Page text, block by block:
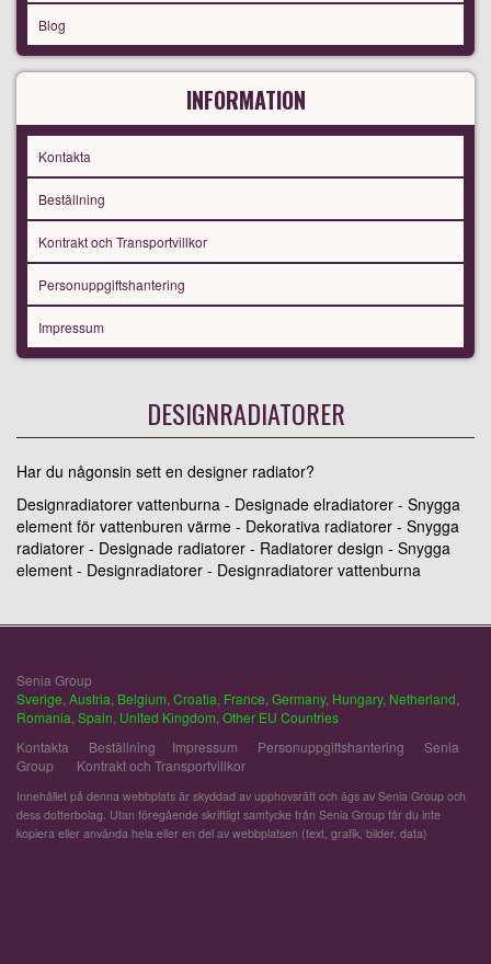
Blog
INFORMATION
Kontakta
Beställning
Kontrakt och Transportvillkor
Personuppgiftshantering
Impressum
DESIGNRADIATORER
Har du någonsin sett en designer radiator?
Designradiatorer vattenburna - Designade elradiatorer - Snygga
element för vattenburen värme - Dekorativa radiatorer - Snygga
radiatorer - Designade radiatorer - Radiatorer design - Snygga
element - Designradiatorer - Designradiatorer vattenburna
Senia Group
Sverige Austria Belgium Croatia France Germany, Hungary, Netherland
Romania Spain United Kingdom Other EU Countries
Kontakta
Beställning Impressum Personuppgiftshantering
Senia
Group
Kontrakt och Transportvillkor
Innehållet på denna webbplats är skyddad av upphovsrätt och ägs av Senia Group och
dess dotterbolag. Utan föregående skriftligt samtycke från Senia Group får du inte
kopiera eller använda hela eller en del av webbplatsen (text, grafik, bilder, data)